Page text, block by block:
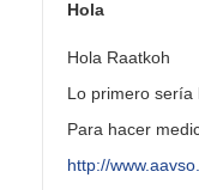
Hola
Hola Raatkoh
Lo primero sería
Para hacer
http://